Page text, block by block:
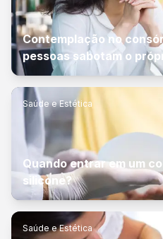
Contemplação no
pessoas sabotam o
Saúde e Estética
Quando entrar em um
silicone?
Saúde e Estética